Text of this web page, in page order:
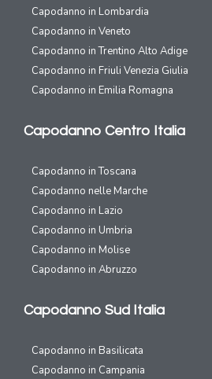
Capodanno in Lombardia
Capodanno in Veneto
Capodanno in Trentino Alto Adige
Capodanno in Friuli Venezia Giulia
Capodanno in Emilia Romagna
Capodanno Centro Italia
Capodanno in Toscana
Capodanno nelle Marche
Capodanno in Lazio
Capodanno in Umbria
Capodanno in Molise
Capodanno in Abruzzo
Capodanno Sud Italia
Capodanno in Basilicata
Capodanno in Campania